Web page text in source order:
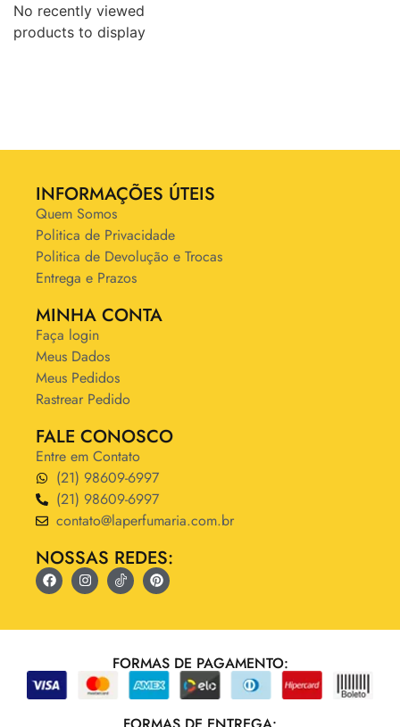
No recently viewed
products to display
INFORMAÇÕES ÚTEIS
Quem Somos
Politica de Privacidade
Politica de Devolução e Trocas
Entrega e Prazos
MINHA CONTA
Faça login
Meus Dados
Meus Pedidos
Rastrear Pedido
FALE CONOSCO
Entre em Contato
(21) 98609-6997
(21) 98609-6997
contato@laperfumaria.com.br
NOSSAS REDES:
FORMAS DE PAGAMENTO: